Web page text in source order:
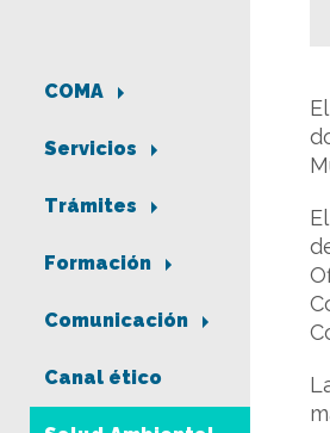
COMA
Servicios
Trámites
Formación
Comunicación
Canal ético